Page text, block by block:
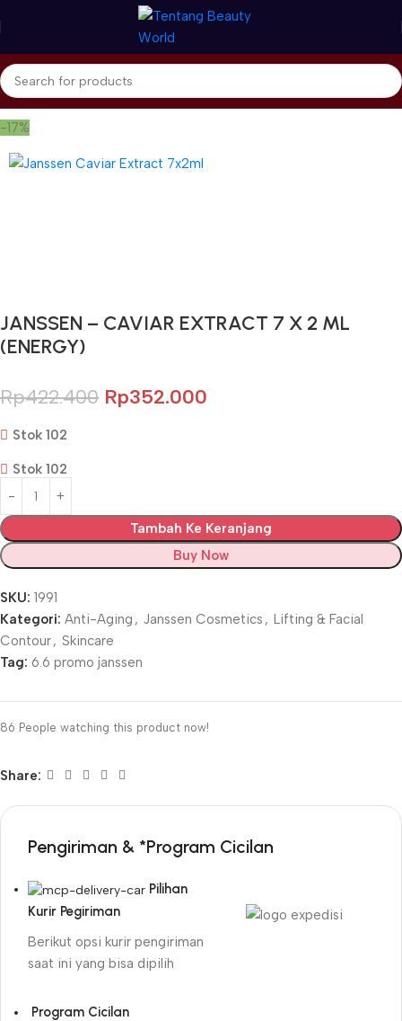
Beranda Janssen Cosmetics Lifting & Facial Contour
-17%
JANSSEN – CAVIAR EXTRACT 7 X 2 ML
(ENERGY)
Rp422.400 Rp352.000
Stok 102
Stok 102
Tambah Ke Keranjang
Buy Now
SKU: 1991
Kategori: Anti-Aging , Janssen Cosmetics , Lifting & Facial
Contour, Skincare
Tag: 6.6 promo janssen
86 People watching this product now!
Share:
Pengiriman & *Program Cicilan
Pilihan
Kurir Pegiriman
Berikut opsi kurir pengiriman
saat ini yang bisa dipilih
Program Cicilan